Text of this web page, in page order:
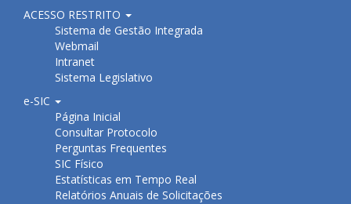
ACESSO RESTRITO
Sistema de Gestão Integrada
Webmail
Intranet
Sistema Legislativo
e-SIC
Página Inicial
Consultar Protocolo
Perguntas Frequentes
SIC Físico
Estatísticas em Tempo Real
Relatórios Anuais de Solicitações